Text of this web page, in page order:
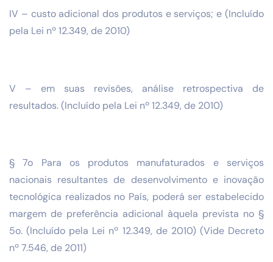
IV – custo adicional dos produtos e serviços; e (Incluído
pela Lei nº 12.349, de 2010)
V – em suas revisões, análise retrospectiva de
resultados. (Incluído pela Lei nº 12.349, de 2010)
§ 7o Para os produtos manufaturados e serviços
nacionais resultantes de desenvolvimento e inovação
tecnológica realizados no País, poderá ser estabelecido
margem de preferência adicional àquela prevista no §
5o. (Incluído pela Lei nº 12.349, de 2010) (Vide Decreto
nº 7.546, de 2011)